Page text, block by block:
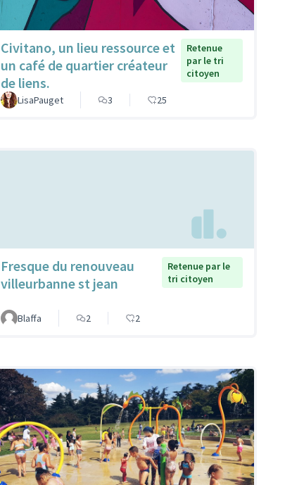
Civitano, un lieu ressource et
un café de quartier créateur
de liens.
Retenue
par le tri
citoyen
LisaPauget 3 25
Fresque du renouveau
villeurbanne st jean
Retenue par le
tri citoyen
Blaffa 2 2